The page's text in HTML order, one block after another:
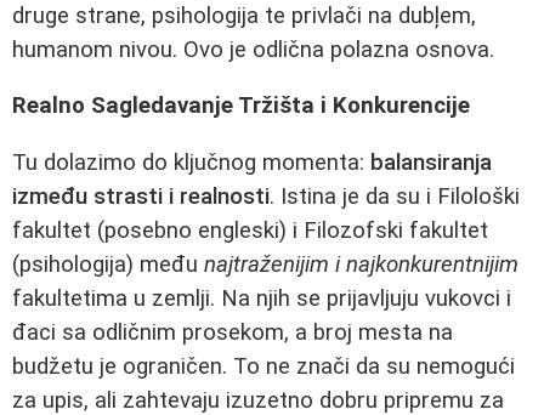
druge strane, psihologija te privlači na dubļem,
humanom nivou. Ovo je odlična polazna osnova.
Realno Sagledavanje Tržišta i Konkurencije
Tu dolazimo do ključnog momenta: balansiranja
između strasti i realnosti. Istina je da su i Filološki
fakultet (posebno engleski) i Filozofski fakultet
(psihologija) među najtraženijim i najkonkurentnijim
fakultetima u zemlji. Na njih se prijavljuju vukovci i
đaci sa odličnim prosekom, a broj mesta na
budžetu je ograničen. To ne znači da su nemogući
za upis, ali zahtevaju izuzetno dobru pripremu za